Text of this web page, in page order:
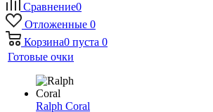
Сравнение0
Отложенные 0
Корзина0 пуста 0
Готовые очки
Ralph Coral